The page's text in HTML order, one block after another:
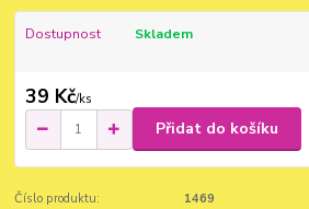
Dostupnost Skladem
39 Kč/ks
Přidat do košíku
Číslo produktu: 1469